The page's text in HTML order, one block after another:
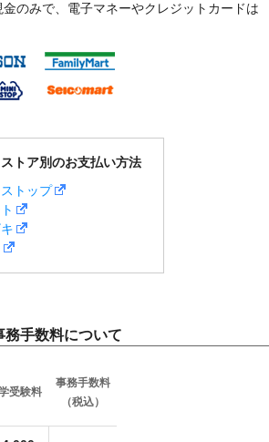
のみで、電子マネーやクレジットカードは
トア別のお支払い方法
トップ
務手数料について
受験料
事務手数料
（税込）